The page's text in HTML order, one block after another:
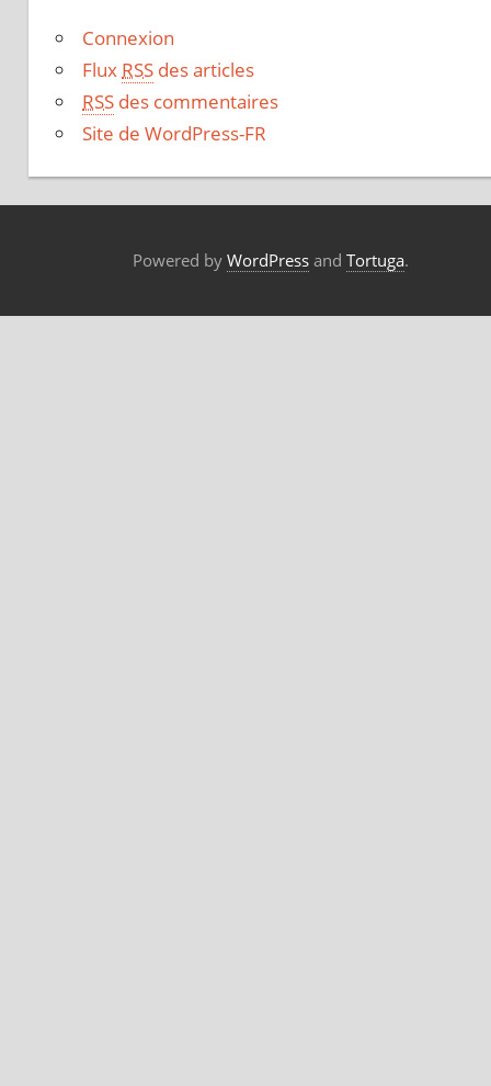
Connexion
Flux RSS des articles
RSS des commentaires
Site de WordPress-FR
Powered by WordPressand Tortuga.